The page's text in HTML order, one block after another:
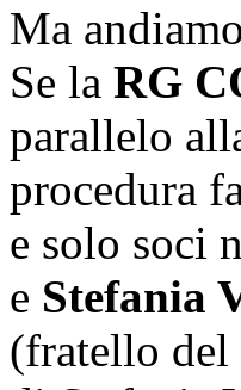
Ma
Se la RG
parallelo
procedura
e solo soci
e Stefania
(fratello